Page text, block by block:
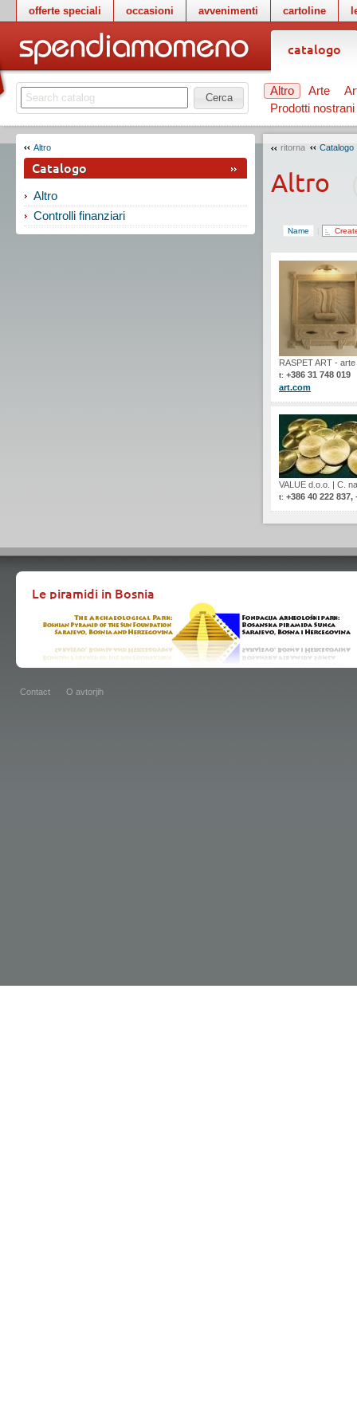
offerte speciali occasioni avvenimenti cartoline
catalogo
Cerca
Altro Arte
Prodotti nostrani
Altro
Catalogo
Altro
Controlli finanziari
ritorna Catalogo
Altro
Name
RASPET ART -
t: +386 31 748 019
art.com
VALUE d.o.o. C.
t: +386 40 222 837,
Le piramidi in Bosnia
Contact O avtorjih